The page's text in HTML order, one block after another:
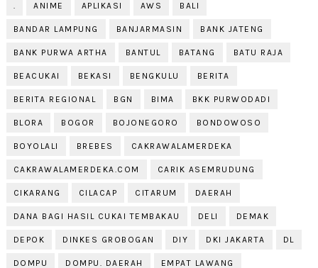
. ANIME APLIKASI AWS BALI
BANDAR LAMPUNG BANJARMASIN BANK JATENG
BANK PURWA ARTHA BANTUL BATANG BATU RAJA
BEACUKAI BEKASI BENGKULU BERITA
BERITA REGIONAL BGN BIMA BKK PURWODADI
BLORA BOGOR BOJONEGORO BONDOWOSO
BOYOLALI BREBES CAKRAWALAMERDEKA
CAKRAWALAMERDEKA.COM CARIK ASEMRUDUNG
CIKARANG CILACAP CITARUM DAERAH
DANA BAGI HASIL CUKAI TEMBAKAU DELI DEMAK
DEPOK DINKES GROBOGAN DIY DKI JAKARTA DL
DOMPU DOMPU. DAERAH EMPAT LAWANG